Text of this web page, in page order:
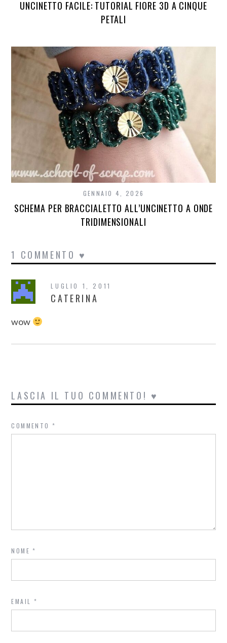
UNCINETTO FACILE: TUTORIAL FIORE 3D A CINQUE
PETALI
GENNAIO 4, 2026
SCHEMA PER BRACCIALETTO ALL’UNCINETTO A ONDE
TRIDIMENSIONALI
1 COMMENTO ♥
LUGLIO 1, 2011
CATERINA
wow
LASCIA IL TUO COMMENTO! ♥
COMMENTO*
NOME*
EMAIL *